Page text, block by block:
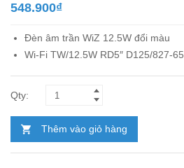
548.900₫
Đèn âm trần WiZ 12.5W đổi màu
Wi-Fi TW/12.5W RD5″ D125/827-65
Thêm vào giỏ hàng